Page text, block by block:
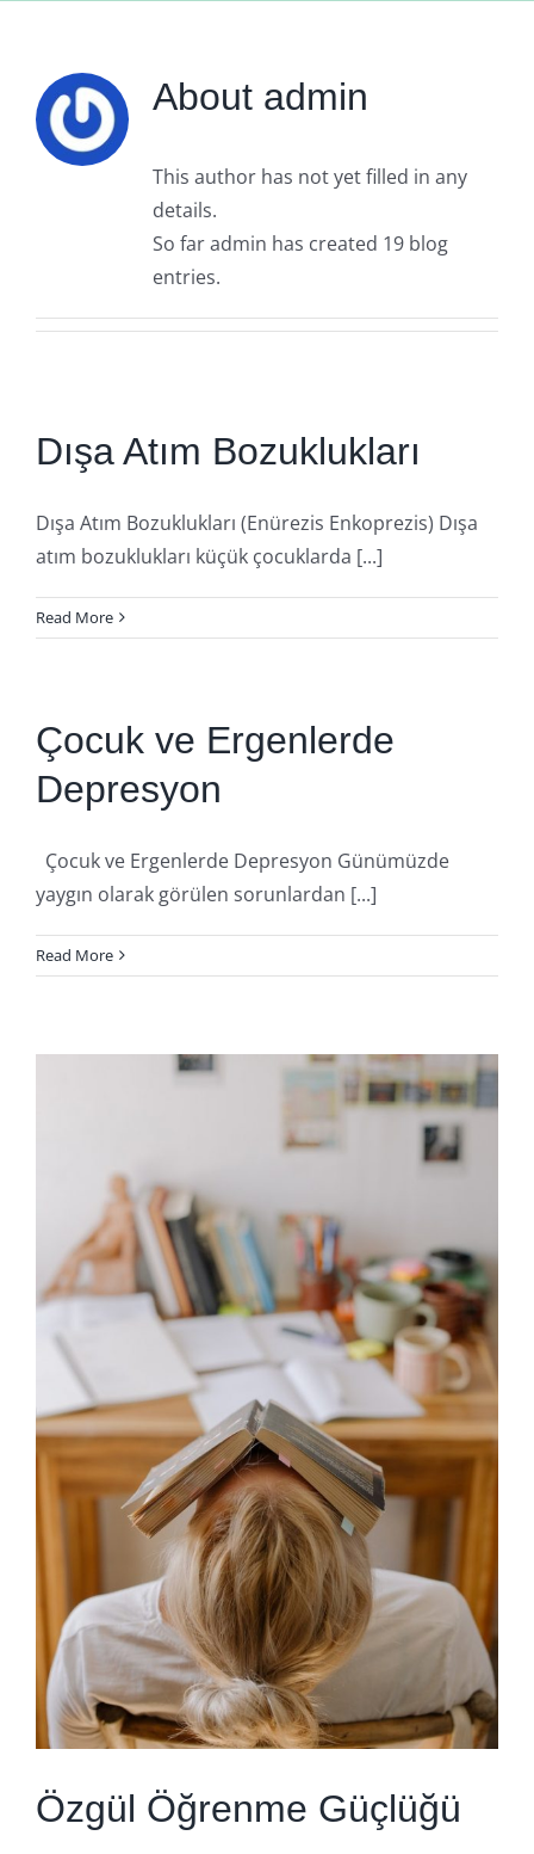
About admin
This author has not yet filled in any
details.
So far admin has created 19 blog
entries.
Dışa Atım Bozuklukları
Dışa Atım Bozuklukları (Enürezis Enkoprezis) Dışa
atım bozuklukları küçük çocuklarda [...]
Read More
Çocuk ve Ergenlerde
Depresyon
Çocuk ve Ergenlerde Depresyon Günümüzde
yaygın olarak görülen sorunlardan [...]
Read More
Özgül Öğrenme Güçlüğü